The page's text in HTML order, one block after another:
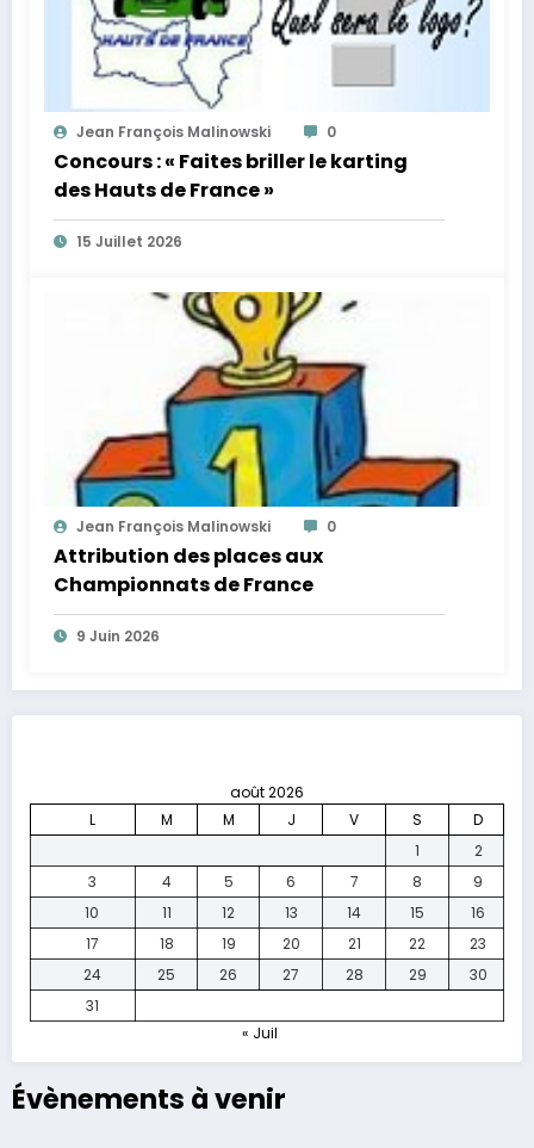
Jean François Malinowski 0
Concours : « Faites briller le karting
des Hauts de France »
15 Juillet 2026
Jean François Malinowski 0
Attribution des places aux
Championnats de France
9 Juin 2026
août 2026
L
M M J V S
D
1
2
3
4 5 6 7 8
9
10
11 12 13 14 15
16
17
18 19 20 21 22
23
24
25 26 27 28 29
30
31
« Juil
Évènements à venir